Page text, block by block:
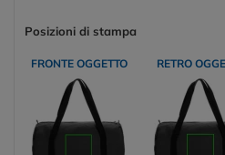
Posizioni di stampa
FRONTE OGGETTO RETRO